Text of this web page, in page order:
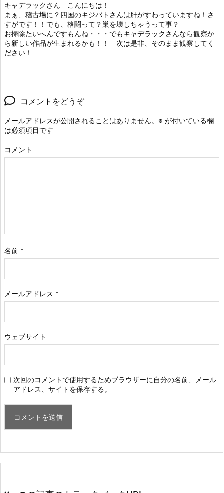
キャデラックさん こんにちは！
まぁ、稽古場に？四国のキジバトさんは肝がすわっていますね！さ
すがです！！でも、格闘って？巣を壊しちゃうって事？
お掃除たいへんですもんね・・・でもキャデラックさんなら観察か
ら新しい作品が生まれるかも！！ 次は是非、そのまま観察してく
ださい！
コメントをどうぞ
メールアドレスが公開されることはありません。 ※ が付いている欄
は必須項目です
コメント
名前 *
メールアドレス *
ウェブサイト
次回のコメントで使用するためブラウザーに自分の名前、メール
アドレス、サイトを保存する。